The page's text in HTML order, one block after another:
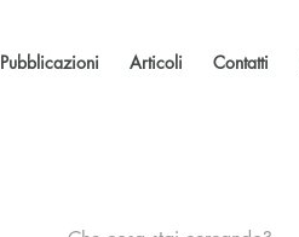
Pubblicazioni Articoli Contatti